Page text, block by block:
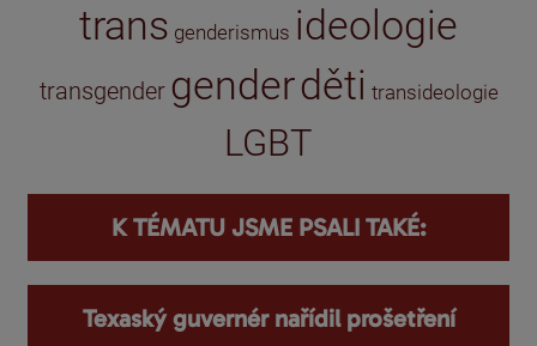
trans genderismus ideologie
transgender genderděti transideologie
LGBT
K TÉMATU JSME PSALI TAKÉ:
Texaský guvernér nařídil prošetření